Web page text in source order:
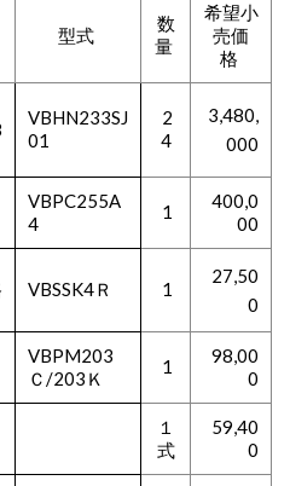
型式
数
量
希望小
売価
格
VBHN233SJ
01
2
4
3,480,
000
VBPC255A
4
1
400,0
00
VBSSK4Ｒ 1
27,50
0
VBPM203
Ｃ/203Ｋ
1
98,00
0
１
式
59,40
0